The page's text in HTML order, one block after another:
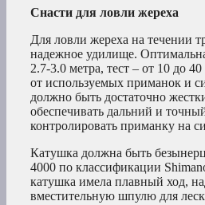
Снасти для ловли жереха
Для ловли жереха на течении
надежное удилище.
2.7-3.0 метра, тест – от 10 до
от используемых приманок и
должно быть достаточно
обеспечивать дальний и
контролировать приманку на
Катушка должна быть
4000 по классификации
катушка имела плавный ход,
вместительную шпулю для